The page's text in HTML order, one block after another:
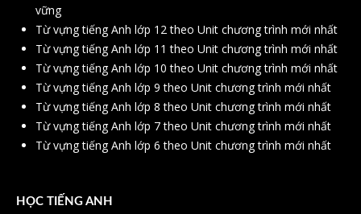
vững
Từ vựng tiếng Anh lớp 12 theo Unit chương trình mới nhất
Từ vựng tiếng Anh lớp 11 theo Unit chương trình mới nhất
Từ vựng tiếng Anh lớp 10 theo Unit chương trình mới nhất
Từ vựng tiếng Anh lớp 9 theo Unit chương trình mới nhất
Từ vựng tiếng Anh lớp 8 theo Unit chương trình mới nhất
Từ vựng tiếng Anh lớp 7 theo Unit chương trình mới nhất
Từ vựng tiếng Anh lớp 6 theo Unit chương trình mới nhất
HỌC TIẾNG ANH